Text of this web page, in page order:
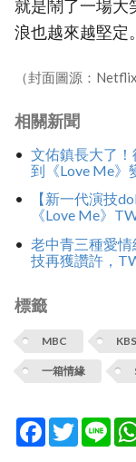
就是鬧了一場大
浪也越來越堅定。
（封面圖源：
相關新聞
文佑鎮長大了
到《Love Me》
【新一代演技
《Love Me》
老中青三種愛
技再獲讚許，
標籤
MBC KBS
一箱情緣
Facebook
TwitterLine